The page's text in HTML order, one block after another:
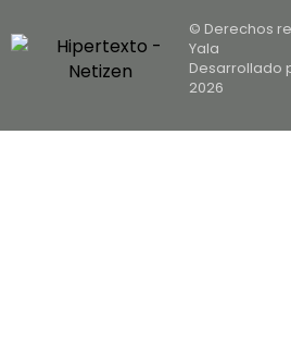
© Derechos
Yala
Desarrollado
2026